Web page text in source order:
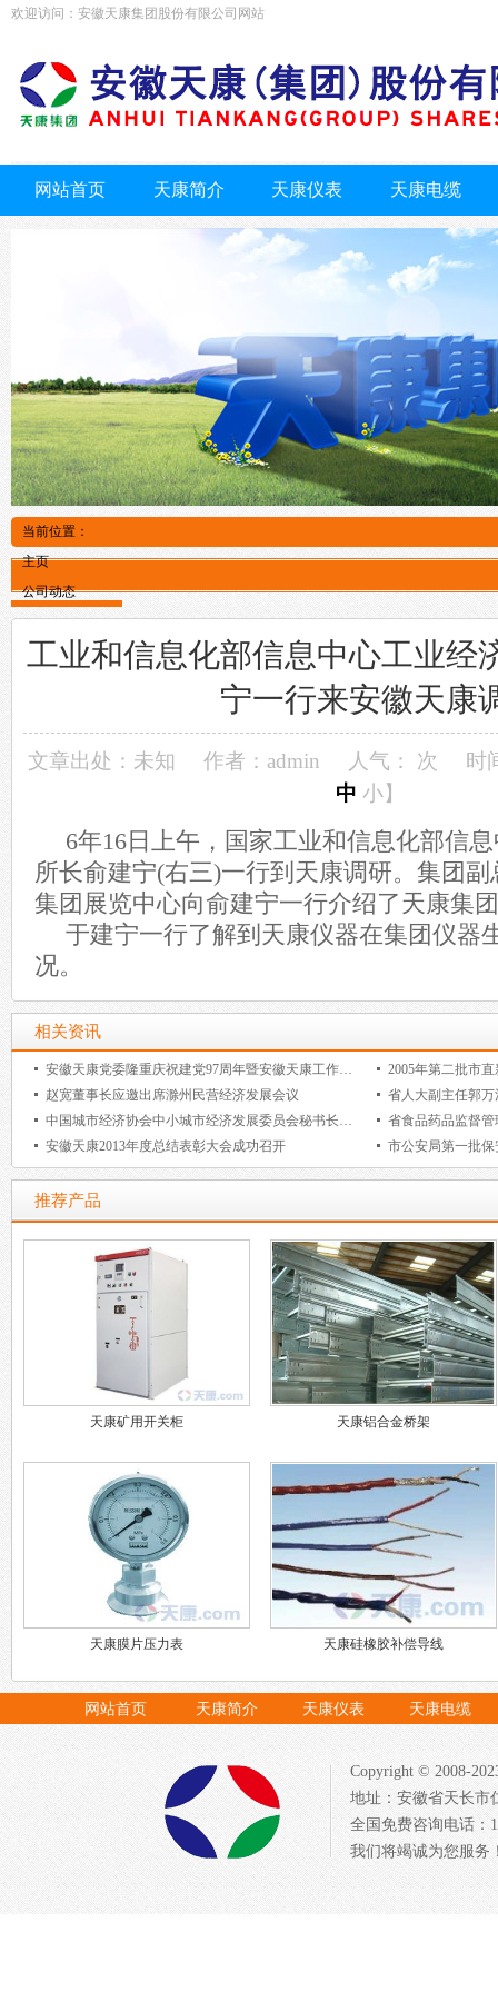
欢迎访问：安徽天康集团股份有限公司网站
网站首页 天康简介 天康仪表 天康电缆
当前位置：
主页
公司动态
工业和信息化部信息中心工业经
宁一行来安徽天康
文章出处：未知 作者：admin 人气： 次
时
中 小】
6年16日上午，国家工业和信息化部信
所长俞建宁(右三)一行到天康调研。集团
集团展览中心向俞建宁一行介绍了天康集
于建宁一行了解到天康仪器在集团仪器
况。
相关资讯
安徽天康党委隆重庆祝建党97周年暨安徽天康工作部署会议召开
赵宽董事长应邀出席滁州民营经济发展会议
省人大副主任郭
中国城市经济协会中小城市经济发展委员会秘书长杨中川一行来安徽
安徽天康2013年度总结表彰大会成功召开
市公安局第一批
推荐产品
天康矿用开关柜 天康铝合金桥架
天康膜片压力表 天康硅橡胶补偿导线
网站首页 天康简介 天康仪表 天康电缆
Copyright © 2008-
地址：安徽省天长市
全国免费咨询电话：
我们将竭诚为您服务